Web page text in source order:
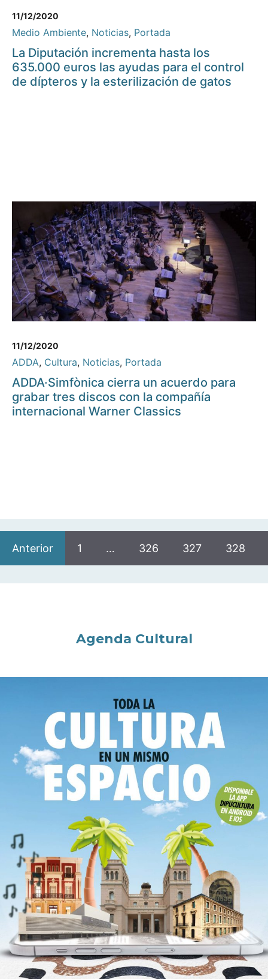
11/12/2020
Medio Ambiente, Noticias, Portada
La Diputación incrementa hasta los
635.000 euros las ayudas para el control
de dípteros y la esterilización de gatos
11/12/2020
ADDA, Cultura, Noticias, Portada
ADDA·Simfònica cierra un acuerdo para
grabar tres discos con la compañía
internacional Warner Classics
Anterior 1 … 326 327 328
Agenda Cultural